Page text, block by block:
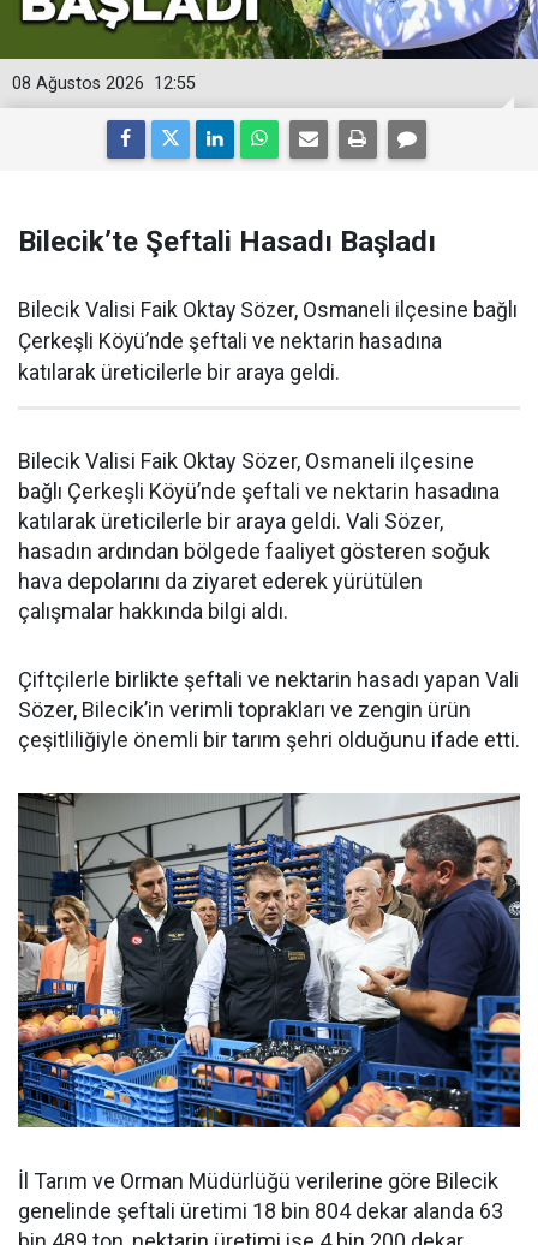
12:55
08 Ağustos 2026
Bilecik’te Şeftali Hasadı Başladı
Bilecik Valisi Faik Oktay Sözer, Osmaneli ilçesine bağlı
Çerkeşli Köyü’nde şeftali ve nektarin hasadına
katılarak üreticilerle bir araya geldi.
Bilecik Valisi Faik Oktay Sözer, Osmaneli ilçesine
bağlı Çerkeşli Köyü’nde şeftali ve nektarin hasadına
katılarak üreticilerle bir araya geldi. Vali Sözer,
hasadın ardından bölgede faaliyet gösteren soğuk
hava depolarını da ziyaret ederek yürütülen
çalışmalar hakkında bilgi aldı.
Çiftçilerle birlikte şeftali ve nektarin hasadı yapan Vali
Sözer, Bilecik’in verimli toprakları ve zengin ürün
çeşitliliğiyle önemli bir tarım şehri olduğunu ifade etti.
İl Tarım ve Orman Müdürlüğü verilerine göre Bilecik
genelinde şeftali üretimi 18 bin 804 dekar alanda 63